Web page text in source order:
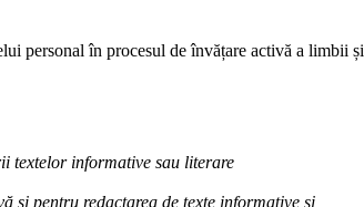
personal în procesul de învățare activă a limbii și
textelor informative sau literare
şi pentru redactarea de texte informative şi